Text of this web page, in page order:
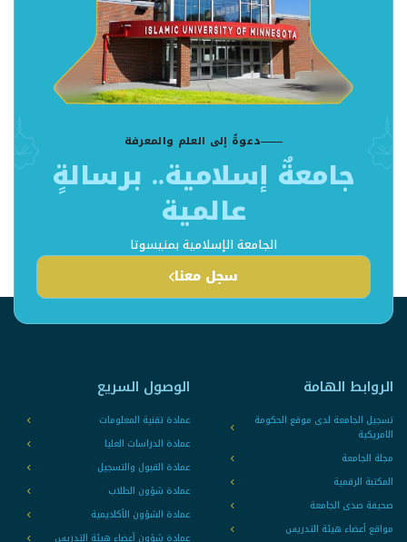
دعوةٌ إلى العلم والمعرفة
جامعةٌ إسلامية.. برسالةٍ
عالمية
الجامعة الإسلامية بمنيسوتا
سجل معنا
الروابط الهامة
تسجيل الجامعة لدى موقع الحكومة
الامريكية
مجلة الجامعة
المكتبة الرقمية
صحيفة صدى الجامعة
مواقع أعضاء هيئة التدريس
الوصول السريع
عمادة تقنية المعلومات
عمادة الدراسات العليا
عمادة القبول والتسجيل
عمادة شؤون الطلاب
عمادة الشؤون الأكاديمية
عمادة شؤون أعضاء هيئة التدريس